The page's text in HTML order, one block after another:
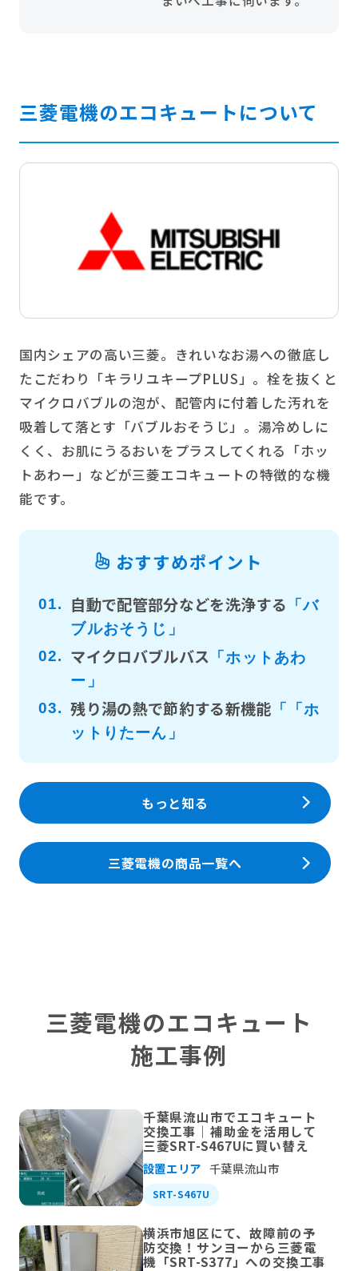
三菱電機のエコキュートについて
国内シェアの高い三菱。きれいなお湯への徹底し
たこだわり「キラリユキープPLUS」。栓を抜くと
マイクロバブルの泡が、配管内に付着した汚れを
吸着して落とす「バブルおそうじ」。湯冷めしに
くく、お肌にうるおいをプラスしてくれる「ホッ
トあわー」などが三菱エコキュートの特徴的な機
能です。
おすすめポイント
01. 自動で配管部分などを洗浄する 「バ
ブルおそうじ」
02.
マイクロバブルバス 「ホットあわ
ー」
03. 残り湯の熱で節約する新機能 「「ホ
ットりたーん」
もっと知る
三菱電機の商品一覧へ
三菱電機のエコキュート
施工事例
千葉県流山市でエコキュート
交換工事｜補助金を活用して
三菱SRT-S467Uに買い替え
設置エリア 千葉県流山市
SRT-S467U
横浜市旭区にて、故障前の予
防交換！サンヨーから三菱電
機「SRT-S377」への交換工事